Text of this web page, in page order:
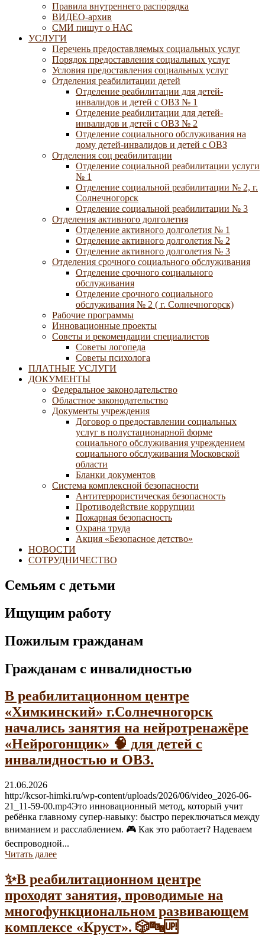
Правила внутреннего распорядка
ВИДЕО-архив
СМИ пишут о НАС
УСЛУГИ
Перечень предоставляемых социальных услуг
Порядок предоставления социальных услуг
Условия предоставления социальных услуг
Отделения реабилитации детей
Отделение реабилитации для детей-
инвалидов и детей с ОВЗ № 1
Отделение реабилитации для детей-
инвалидов и детей с ОВЗ № 2
Отделение социального обслуживания на
дому детей-инвалидов и детей с ОВЗ
Отделения соц реабилитации
Отделение социальной реабилитации услуги
№ 1
Отделение социальной реабилитации № 2, г.
Солнечногорск
Отделение социальной реабилитации № 3
Отделения активного долголетия
Отделение активного долголетия № 1
Отделение активного долголетия № 2
Отделение активного долголетия № 3
Отделения срочного социального обслуживания
Отделение срочного социального
обслуживания
Отделение срочного социального
обслуживания № 2 ( г. Солнечногорск)
Рабочие программы
Инновационные проекты
Советы и рекомендации специалистов
Советы логопеда
Советы психолога
ПЛАТНЫЕ УСЛУГИ
ДОКУМЕНТЫ
Федеральное законодательство
Областное законодательство
Документы учреждения
Договор о предоставлении социальных
услуг в полустационарной форме
социального обслуживания учреждением
социального обслуживания Московской
области
Бланки документов
Система комплексной безопасности
Антитеррористическая безопасность
Противодействие коррупции
Пожарная безопасность
Охрана труда
Акция «Безопасное детство»
НОВОСТИ
СОТРУДНИЧЕСТВО
Семьям с детьми
Ищущим работу
Пожилым гражданам
Гражданам с инвалидностью
В реабилитационном центре
«Химкинский» г.Солнечногорск
начались занятия на нейротренажёре
«Нейрогонщик» 🧠 для детей с
инвалидностью и ОВЗ.
21.06.2026
http://kcsor-himki.ru/wp-content/uploads/2026/06/video_2026-06-
21_11-59-00.mp4Это инновационный метод, который учит
ребёнка главному супер-навыку: быстро переключаться между
вниманием и расслаблением. 🎮 Как это работает? Надеваем
беспроводной...
Читать далее
✨В реабилитационном центре
проходят занятия, проводимые на
многофункциональном развивающем
комплексе «Круст». 🎲🔤🆙